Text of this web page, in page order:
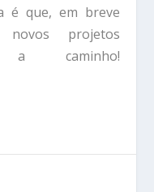
é que, em breve
novos projetos
a caminho!